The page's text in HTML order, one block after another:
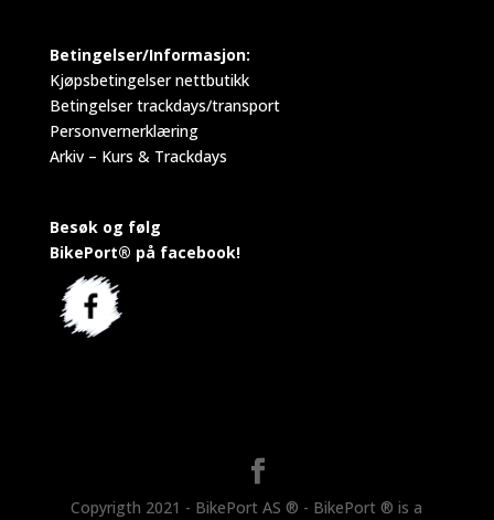
Betingelser/Informasjon:
Kjøpsbetingelser nettbutikk
Betingelser trackdays/transport
Personvernerklæring
Arkiv – Kurs & Trackdays
Besøk og følg
BikePort® på facebook!
Copyrigth 2021 - BikePort AS ® - BikePort ® is a